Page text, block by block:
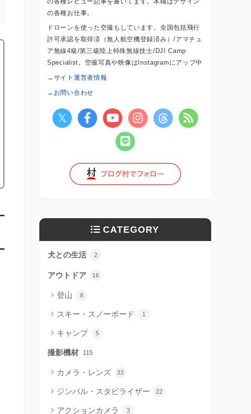
の各種お仕事。
ドローンを使った空撮もしています。全国包括飛行
許可承認を取得済（無人航空機登録済み）/アマチュ
ア無線4級/第三級陸上特殊無線技士/DJI Camp
Specialist。空撮写真や映像はInstagramにアップ中
→ サイト運営者情報
→ お問い合わせ
CATEGORY
犬との生活 2
アウトドア 16
登山 8
スキー・スノーボード 1
キャンプ 5
撮影機材 115
カメラ・レンズ 33
ジンバル・スタビライザー 22
アクションカメラ 3